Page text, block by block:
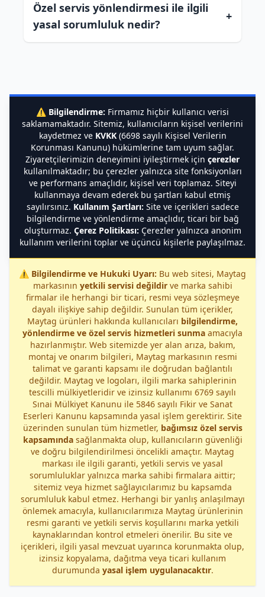
Özel servis yönlendirmesi ile ilgili
yasal sorumluluk nedir?
+
⚠️ Bilgilendirme: Firmamız hiçbir kullanıcı verisi
saklamamaktadır. Sitemiz, kullanıcıların kişisel verilerini
kaydetmez ve KVKK(6698 sayılı Kişisel Verilerin
Korunması Kanunu) hükümlerine tam uyum sağlar.
Ziyaretçilerimizin deneyimini iyileştirmek için çerezler
kullanılmaktadır; bu çerezler yalnızca site fonksiyonları
ve performans amaçlıdır, kişisel veri toplamaz. Siteyi
kullanmaya devam ederek bu şartları kabul etmiş
sayılırsınız. Kullanım Şartları: Site ve içerikleri sadece
bilgilendirme ve yönlendirme amaçlıdır, ticari bir bağ
oluşturmaz. Çerez Politikası: Çerezler yalnızca anonim
kullanım verilerini toplar ve üçüncü kişilerle paylaşılmaz.
⚠️ Bilgilendirme ve Hukuki Uyarı: Bu web sitesi, Maytag
markasının yetkili servisi değildirve marka sahibi
firmalar ile herhangi bir ticari, resmi veya sözleşmeye
dayalı ilişkiye sahip değildir. Sunulan tüm içerikler,
Maytag ürünleri hakkında kullanıcıları bilgilendirme,
yönlendirme ve özel servis hizmetleri sunma amacıyla
hazırlanmıştır. Web sitemizde yer alan arıza, bakım,
montaj ve onarım bilgileri, Maytag markasının resmi
talimat ve garanti kapsamı ile doğrudan bağlantılı
değildir. Maytag ve logoları, ilgili marka sahiplerinin
tescilli mülkiyetleridir ve izinsiz kullanımı 6769 sayılı
Sınai Mülkiyet Kanunu ile 5846 sayılı Fikir ve Sanat
Eserleri Kanunu kapsamında yasal işlem gerektirir. Site
üzerinden sunulan tüm hizmetler, bağımsız özel servis
kapsamındasağlanmakta olup, kullanıcıların güvenliği
ve doğru bilgilendirilmesi öncelikli amaçtır. Maytag
markası ile ilgili garanti, yetkili servis ve yasal
sorumluluklar yalnızca marka sahibi firmalara aittir;
sitemiz veya hizmet sağlayıcılarımız bu kapsamda
sorumluluk kabul etmez. Herhangi bir yanlış anlaşılmayı
önlemek amacıyla, kullanıcılarımıza Maytag ürünlerinin
resmi garanti ve yetkili servis koşullarını marka yetkili
kaynaklarından kontrol etmeleri önerilir. Bu site ve
içerikleri, ilgili yasal mevzuat uyarınca korunmakta olup,
izinsiz kopyalama, dağıtma veya ticari kullanım
durumunda yasal işlem uygulanacaktır.